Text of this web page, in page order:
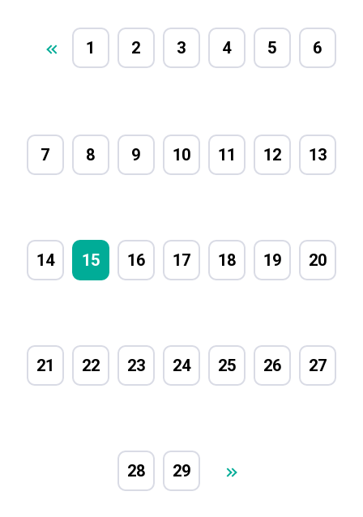
1 2 3 4 5 6
7 8 9 10 11 12 13
14 15 16 17 18 19 20
21 22 23 24 25 26 27
28 29